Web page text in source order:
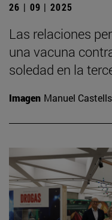
26 | 09 | 2025
Las relaciones
una vacuna
soledad en la
Imagen Manuel Castells